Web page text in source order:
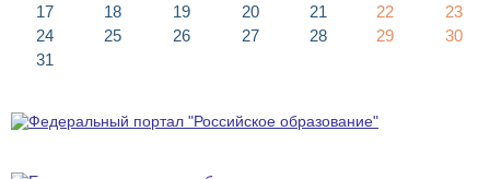
17
18 19 20 21 22
23
24
25 26 27 28 29
30
31